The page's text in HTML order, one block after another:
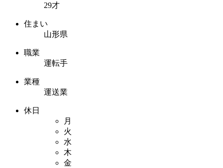
29才
住まい
山形県
職業
運転手
業種
運送業
休日
月
火
水
木
金